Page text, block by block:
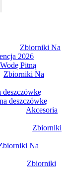
Zbiorniki Na
2026
Pitną
Zbiorniki Na
deszczówkę
deszczówkę
Akcesoria
Zbiorniki
Na
Zbiorniki